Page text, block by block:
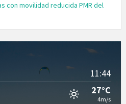
con movilidad reducida PMR del
11:44
27°C
4m/s